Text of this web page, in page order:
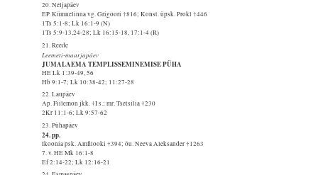
20. Neljapäev
EP. Kümnelinna vg. Grigoori †816; Konst. üpsk. Prokl †446
1Ts 5:1-8; Lk 16:1-9 (N)
1Ts 5:9-13,24-28; Lk 16:15-18, 17:1-4 (R)
21. Reede
Leemeti-maarjapäev
JUMALAEMA TEMPLISSEMINEMISE PÜHA
HE Lk 1:39-49, 56
Hb 9:1-7; Lk 10:38-42; 11:27-28
22. Laupäev
Ap. Fiilemon jkk. †I s.; mr. Tsetsilia †230
2Kr 11:1-6; Lk 9:57-62
23. Pühapäev
24. pp.
Ikoonia psk. Amfilooki †394; õu. Neeva Aleksander †1263
7. v. HE Mk 16:1-8
Ef 2:14-22; Lk 12:16-21